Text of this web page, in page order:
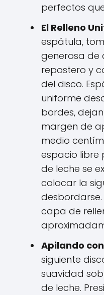
perfectos
El Relleno
espátula,
generosa de
repostero y
del disco.
uniforme
bordes,
margen de
medio
espacio libre
de leche se
colocar la
capa de
Apilando
siguiente
suavidad
de leche.